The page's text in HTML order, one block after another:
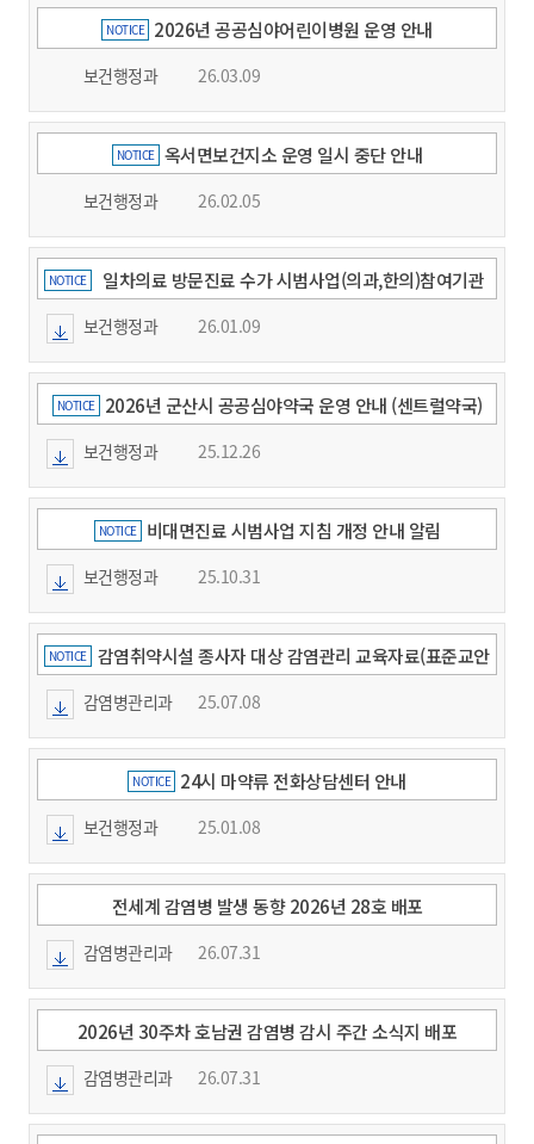
NOTICE 2026년 공공심야어린이병원 운영 안내
보건행정과 26.03.09
NOTICE 옥서면보건지소 운영 일시 중단 안내
보건행정과 26.02.05
NOTICE
일차의료 방문진료 수가 시범사업(의과,한의)참여기관
공모 안내
보건행정과 26.01.09
NOTICE 2026년 군산시 공공심야약국 운영 안내 (센트럴약국)
보건행정과 25.12.26
NOTICE 비대면진료 시범사업 지침 개정 안내 알림
보건행정과 25.10.31
NOTICE
감염취약시설 종사자 대상 감염관리 교육자료(표준교안
11종 및 포스터, 리플릿2종) 안내
감염병관리과 25.07.08
NOTICE 24시 마약류 전화상담센터 안내
보건행정과 25.01.08
전세계 감염병 발생 동향 2026년 28호 배포
감염병관리과 26.07.31
2026년 30주차 호남권 감염병 감시 주간 소식지 배포
감염병관리과 26.07.31